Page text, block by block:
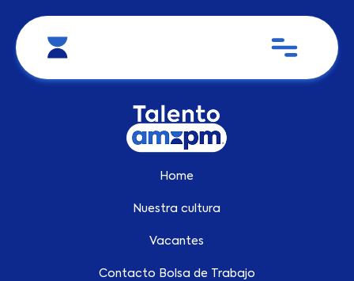
Home
Nuestra cultura
Vacantes
Contacto Bolsa de Trabajo